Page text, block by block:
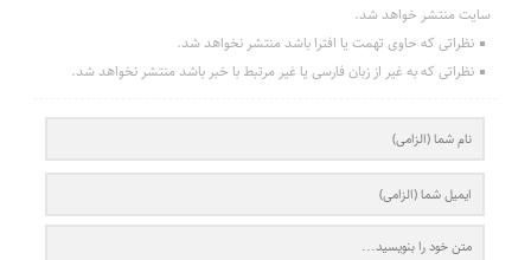
سایت منتشر خواهد شد.
نظراتی که حاوی تهمت یا افترا باشد منتشر نخواهد شد.
نظراتی که به غیر از زبان فارسی یا غیر مرتبط با خبر باشد منتشر نخواهد شد.